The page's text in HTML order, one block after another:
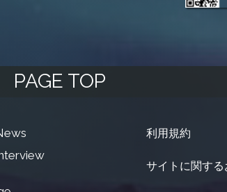
PAGE TOP
利用規約
サイトに関す